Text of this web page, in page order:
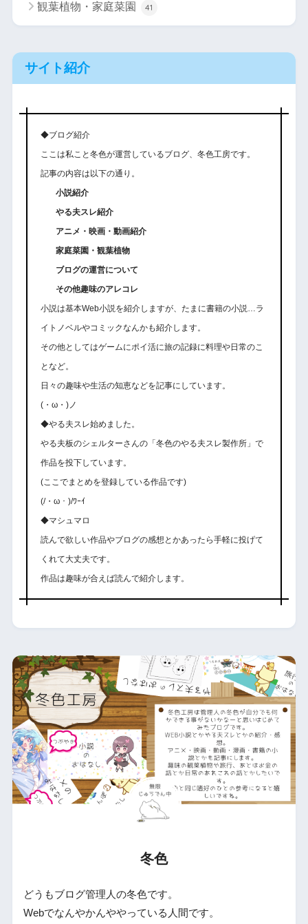
観葉植物・家庭菜園 41
サイト紹介
◆ブログ紹介
ここは私こと冬色が運営しているブログ、冬色工房です。
記事の内容は以下の通り。
小説紹介
やる夫スレ紹介
アニメ・映画・動画紹介
家庭菜園・観葉植物
ブログの運営について
その他趣味のアレコレ
小説は基本Web小説を紹介しますが、たまに書籍の小説…ラ
イトノベルやコミックなんかも紹介します。
その他としてはゲームにポイ活に旅の記録に料理や日常のこ
となど。
日々の趣味や生活の知恵などを記事にしています。
(・ω・)ノ
◆やる夫スレ始めました。
やる夫板のシェルターさんの「冬色のやる夫スレ製作所」で
作品を投下しています。
(ここでまとめを登録している作品です)
(/・ω・)/ﾜｰｲ
◆マシュマロ
読んで欲しい作品やブログの感想とかあったら手軽に投げて
くれて大丈夫です。
作品は趣味が合えば読んで紹介します。
冬色
どうもブログ管理人の冬色です。
Webでなんやかんややっている人間です。